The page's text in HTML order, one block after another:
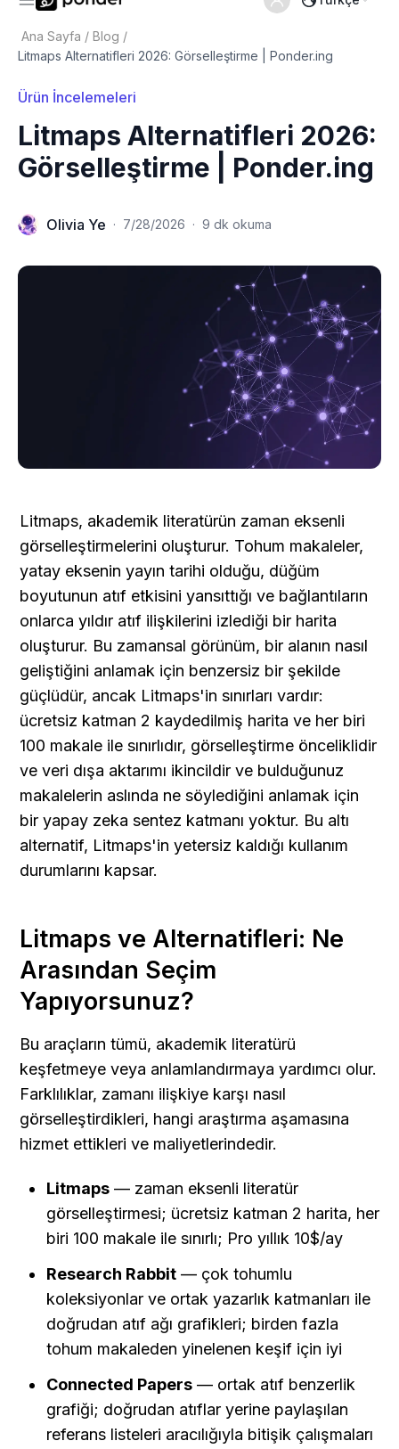
Ana Sayfa / Blog /
Litmaps Alternatifleri 2026: Görselleştirme | Ponder.ing
Ürün İncelemeleri
Litmaps Alternatifleri 2026:
Görselleştirme | Ponder.ing
Olivia Ye · 7/28/2026 · 9 dk okuma
Litmaps, akademik literatürün zaman eksenli
görselleştirmelerini oluşturur. Tohum makaleler,
yatay eksenin yayın tarihi olduğu, düğüm
boyutunun atıf etkisini yansıttığı ve bağlantıların
onlarca yıldır atıf ilişkilerini izlediği bir harita
oluşturur. Bu zamansal görünüm, bir alanın nasıl
geliştiğini anlamak için benzersiz bir şekilde
güçlüdür, ancak Litmaps'in sınırları vardır:
ücretsiz katman 2 kaydedilmiş harita ve her biri
100 makale ile sınırlıdır, görselleştirme önceliklidir
ve veri dışa aktarımı ikincildir ve bulduğunuz
makalelerin aslında ne söylediğini anlamak için
bir yapay zeka sentez katmanı yoktur. Bu altı
alternatif, Litmaps'in yetersiz kaldığı kullanım
durumlarını kapsar.
Litmaps ve Alternatifleri: Ne
Arasından Seçim
Yapıyorsunuz?
Bu araçların tümü, akademik literatürü
keşfetmeye veya anlamlandırmaya yardımcı olur.
Farklılıklar, zamanı ilişkiye karşı nasıl
görselleştirdikleri, hangi araştırma aşamasına
hizmet ettikleri ve maliyetlerindedir.
Litmaps — zaman eksenli literatür
görselleştirmesi; ücretsiz katman 2 harita, her
biri 100 makale ile sınırlı; Pro yıllık 10$/ay
Research Rabbit — çok tohumlu
koleksiyonlar ve ortak yazarlık katmanları ile
doğrudan atıf ağı grafikleri; birden fazla
tohum makaleden yinelenen keşif için iyi
Connected Papers — ortak atıf benzerlik
grafiği; doğrudan atıflar yerine paylaşılan
referans listeleri aracılığıyla bitişik çalışmaları